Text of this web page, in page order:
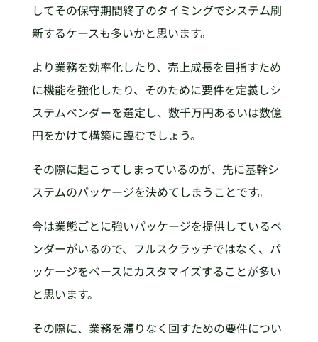
してその保守期間終了のタイミングでシステム刷
新するケースも多いかと思います。
より業務を効率化したり、売上成長を目指すため
に機能を強化したり、そのために要件を定義しシ
ステムベンダーを選定し、数千万円あるいは数億
円をかけて構築に臨むでしょう。
その際に起こってしまっているのが、先に基幹シ
ステムのパッケージを決めてしまうことです。
今は業態ごとに強いパッケージを提供しているベ
ンダーがいるので、フルスクラッチではなく、パ
ッケージをベースにカスタマイズすることが多い
と思います。
その際に、業務を滞りなく回すための要件につい